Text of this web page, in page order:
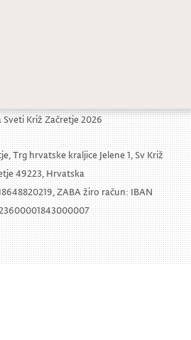
Križ Začretje 2026
Trg hrvatske kraljice Jelene 1, Sv Križ
49223, Hrvatska
ZABA žiro račun: IBAN